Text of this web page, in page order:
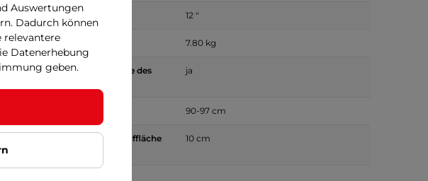
Hinterradgröße 12 "
Gewicht 7.80 kg
Verstellbare Höhe des
ja
90-97 cm
Die Höhe der Lauffläche
10 cm
Auswertungen
Dadurch können
relevantere
Datenerhebung
geben.